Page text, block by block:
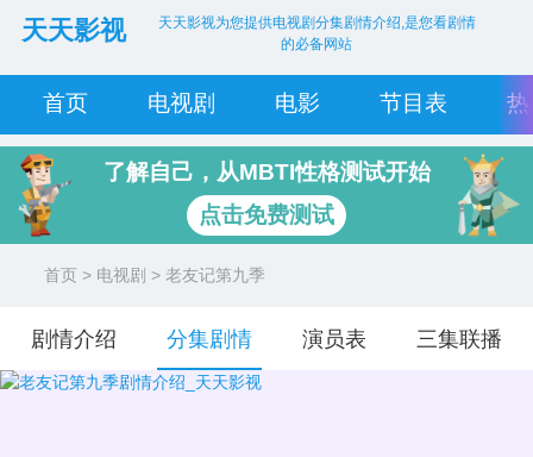
天天影视
天天影视为您提供电视剧分集剧情介绍,是您看剧情
的必备网站
首页 电视剧 电影 节目表
了解自己，从MBTI性格测试开始
点击免费测试
首页 > 电视剧 > 老友记第九季
剧情介绍 分集剧情 演员表 三集联播